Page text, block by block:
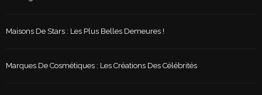
Maisons De Stars : Les Plus Belles Demeures !
Marques De Cosmétiques : Les Créations Des Célébrités